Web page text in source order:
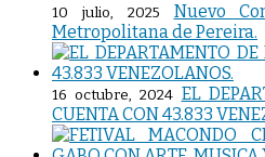
10 julio, 2025
Nuevo
Metropolitana de Pereira.
16 octubre, 2024 EL
CUENTA CON 43.833